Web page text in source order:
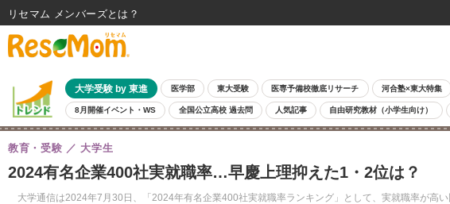
大学受験 by 東進 医学部 東大受験 医専予備校徹底リサーチ 河合塾×東大特集
8月開催イベント・WS 全国公立高校 過去問 人気記事 自由研究教材（小学生向け）
2024有名企業400社実就職率…早慶上理抑えた1・2位は？
大学通信は2024年7月30日、「2024年有名企業400社実就職率ランキング」として、実就職率が高
教育・受験 大学生
リセマム メンバーズ